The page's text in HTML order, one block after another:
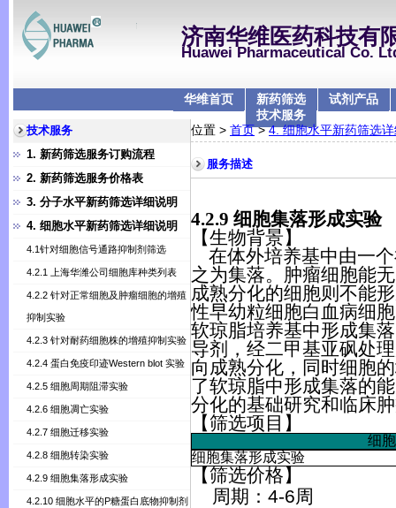
济南华维医药科技有
Huawei Pharmaceutical Co.
华维首页
新药筛选
技术服务
试剂产品
技术服务
1. 新药筛选服务订购流程
2. 新药筛选服务价格表
3. 分子水平新药筛选详细说明
4. 细胞水平新药筛选详细说明
4.1针对细胞信号通路抑制剂筛选
4.2.1 上海华潍公司细胞库种类列表
4.2.2 针对正常细胞及肿瘤细胞的增殖
抑制实验
4.2.3 针对耐药细胞株的增殖抑制实验
4.2.4 蛋白免疫印迹Western blot 实验
4.2.5 细胞周期阻滞实验
4.2.6 细胞凋亡实验
4.2.7 细胞迁移实验
4.2.8 细胞转染实验
4.2.9 细胞集落形成实验
4.2.10 细胞水平的P糖蛋白底物抑制剂
位置 > 首页>4. 细胞水平新药筛选
服务描述
4.2.9 细胞集落形成实验
【生物背景】
在体外培养基中由一
之为集落。肿瘤细胞能
成熟分化的细胞则不能
性早幼粒细胞白血病细
软琼脂培养基中形成集
导剂，经二甲基亚砜处
向成熟分化，同时细胞
了软琼脂中形成集落的
分化的基础研究和临床
【筛选项目】
细
细胞集落形成实验
【筛选价格】
周期： 4-6周